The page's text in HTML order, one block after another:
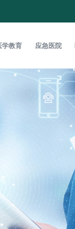
学教育 应急医院